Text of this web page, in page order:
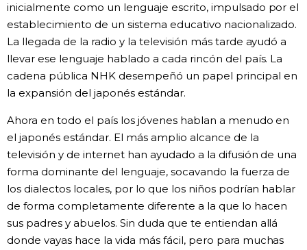
inicialmente como un lenguaje escrito, impulsado por el
establecimiento de un sistema educativo nacionalizado.
La llegada de la radio y la televisión más tarde ayudó a
llevar ese lenguaje hablado a cada rincón del país. La
cadena pública NHK desempeñó un papel principal en
la expansión del japonés estándar.
Ahora en todo el país los jóvenes hablan a menudo en
el japonés estándar. El más amplio alcance de la
televisión y de internet han ayudado a la difusión de una
forma dominante del lenguaje, socavando la fuerza de
los dialectos locales, por lo que los niños podrían hablar
de forma completamente diferente a la que lo hacen
sus padres y abuelos. Sin duda que te entiendan allá
donde vayas hace la vida más fácil, pero para muchas